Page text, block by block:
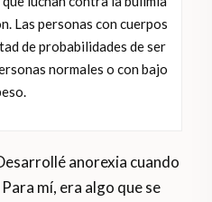
Las personas con cuerpos
de probabilidades de ser
normales o con bajo
anorexia cuando
mí, era algo que se